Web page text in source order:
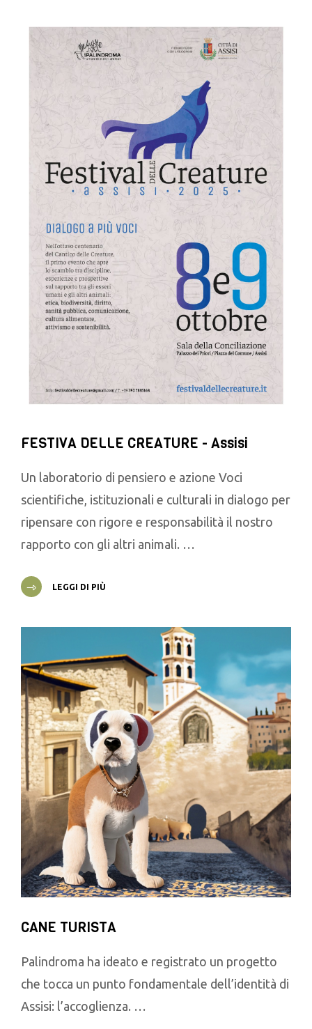
FESTIVA DELLE CREATURE - Assisi
Un laboratorio di pensiero e azione Voci
scientifiche, istituzionali e culturali in dialogo per
ripensare con rigore e responsabilità il nostro
rapporto con gli altri animali. …
LEGGI DI PIÙ
CANE TURISTA
Palindroma ha ideato e registrato un progetto
che tocca un punto fondamentale dell’identità di
Assisi: l’accoglienza. …